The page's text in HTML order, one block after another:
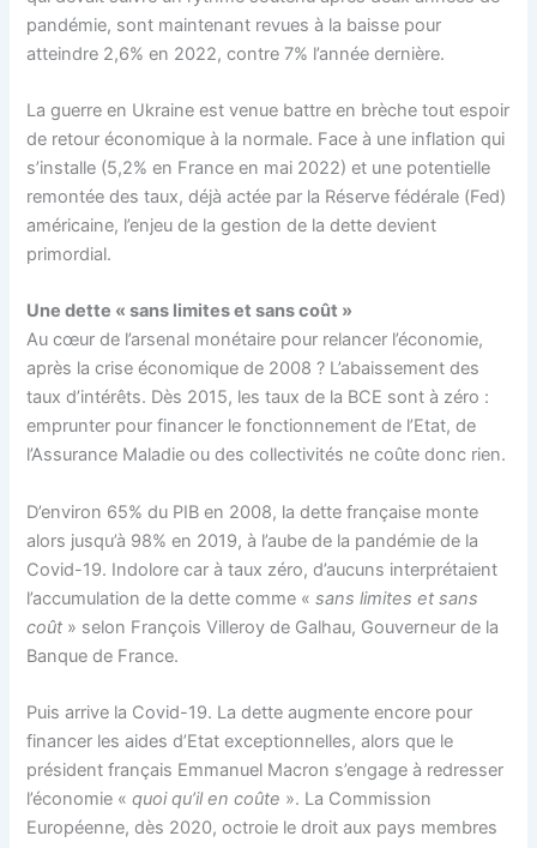
pandémie, sont maintenant revues à la baisse pour
atteindre 2,6% en 2022, contre 7% l’année dernière.
La guerre en Ukraine est venue battre en brèche tout espoir
de retour économique à la normale. Face à une inflation qui
s’installe (5,2% en France en mai 2022) et une potentielle
remontée des taux, déjà actée par la Réserve fédérale (Fed)
américaine, l’enjeu de la gestion de la dette devient
primordial.
Une dette « sans limites et sans coût »
Au cœur de l’arsenal monétaire pour relancer l’économie,
après la crise économique de 2008 ? L’abaissement des
taux d’intérêts. Dès 2015, les taux de la BCE sont à zéro :
emprunter pour financer le fonctionnement de l’Etat, de
l’Assurance Maladie ou des collectivités ne coûte donc rien.
D’environ 65% du PIB en 2008, la dette française monte
alors jusqu’à 98% en 2019, à l’aube de la pandémie de la
Covid-19. Indolore car à taux zéro, d’aucuns interprétaient
l’accumulation de la dette comme «sans limites et sans
coût » selon François Villeroy de Galhau, Gouverneur de la
Banque de France.
Puis arrive la Covid-19. La dette augmente encore pour
financer les aides d’Etat exceptionnelles, alors que le
président français Emmanuel Macron s’engage à redresser
l’économie «quoi qu’il en coûte ». La Commission
Européenne, dès 2020, octroie le droit aux pays membres